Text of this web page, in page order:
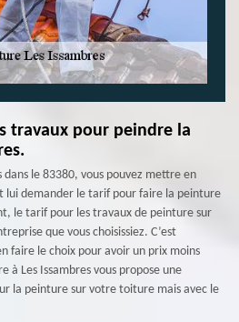
travaux pour peindre la
dans le 83380, vous pouvez mettre en
lui demander le tarif pour faire la peinture
le tarif pour les travaux de peinture sur
que vous choisissiez. C’est
faire le choix pour avoir un prix moins
à Les Issambres vous propose une
la peinture sur votre toiture mais avec le